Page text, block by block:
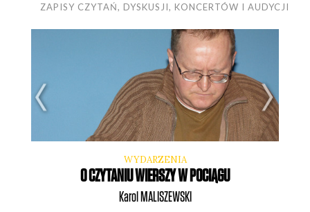
ZAPISY CZYTAŃ, DYSKUSJI, KONCERTÓW I AUDYCJI
WYDARZENIA
O CZYTANIU WIERSZY W POCIĄGU
Karol MALISZEWSKI